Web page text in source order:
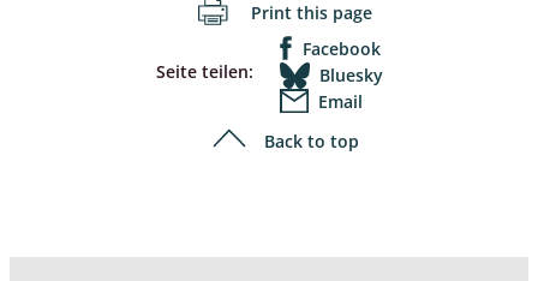
Print this page
Seite teilen:
Facebook
Bluesky
Email
Back to top